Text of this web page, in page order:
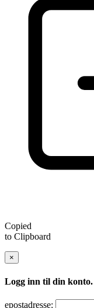
Copied
to Clipboard
×
Logg inn til din konto.
epostadresse: